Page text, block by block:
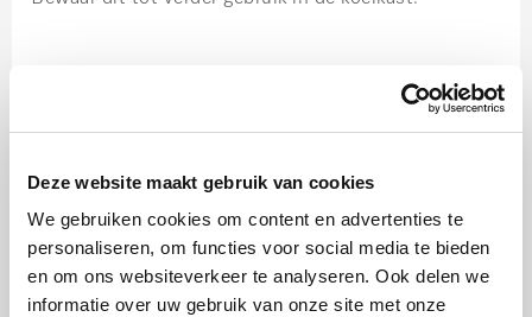
Deze website maakt gebruik van cookies
We gebruiken cookies om content en advertenties te
personaliseren, om functies voor social media te bieden
en om ons websiteverkeer te analyseren. Ook delen we
informatie over uw gebruik van onze site met onze
halve centimeter.
Stap 2: